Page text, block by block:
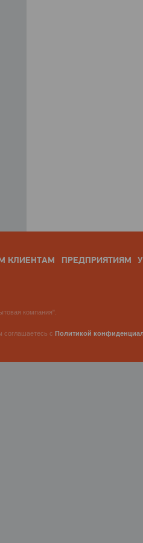
КЛИЕНТАМ ПРЕДПРИЯТИЯМ
компания".
соглашаетесь с Политикой